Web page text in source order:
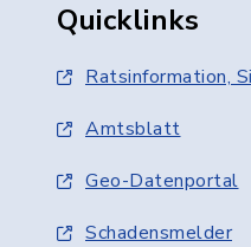
Quicklinks
Ratsinformation,
Amtsblatt
Geo-Datenportal
Schadensmelder